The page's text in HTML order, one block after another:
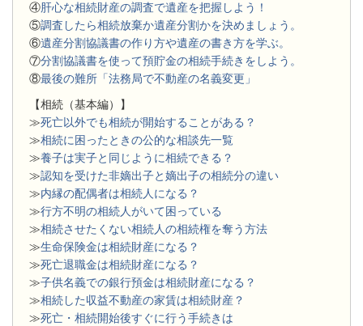
④肝心な相続財産の調査で遺産を把握しよう！
⑤調査したら相続放棄か遺産分割かを決めましょう。
⑥遺産分割協議書の作り方や遺産の書き方を学ぶ。
⑦分割協議書を使って預貯金の相続手続きをしよう。
⑧最後の難所「法務局で不動産の名義変更」
【相続（基本編）】
≫死亡以外でも相続が開始することがある？
≫相続に困ったときの公的な相談先一覧
≫養子は実子と同じように相続できる？
≫認知を受けた非嫡出子と嫡出子の相続分の違い
≫内縁の配偶者は相続人になる？
≫行方不明の相続人がいて困っている
≫相続させたくない相続人の相続権を奪う方法
≫生命保険金は相続財産になる？
≫死亡退職金は相続財産になる？
≫子供名義での銀行預金は相続財産になる？
≫相続した収益不動産の家賃は相続財産？
≫死亡・相続開始後すぐに行う手続きは